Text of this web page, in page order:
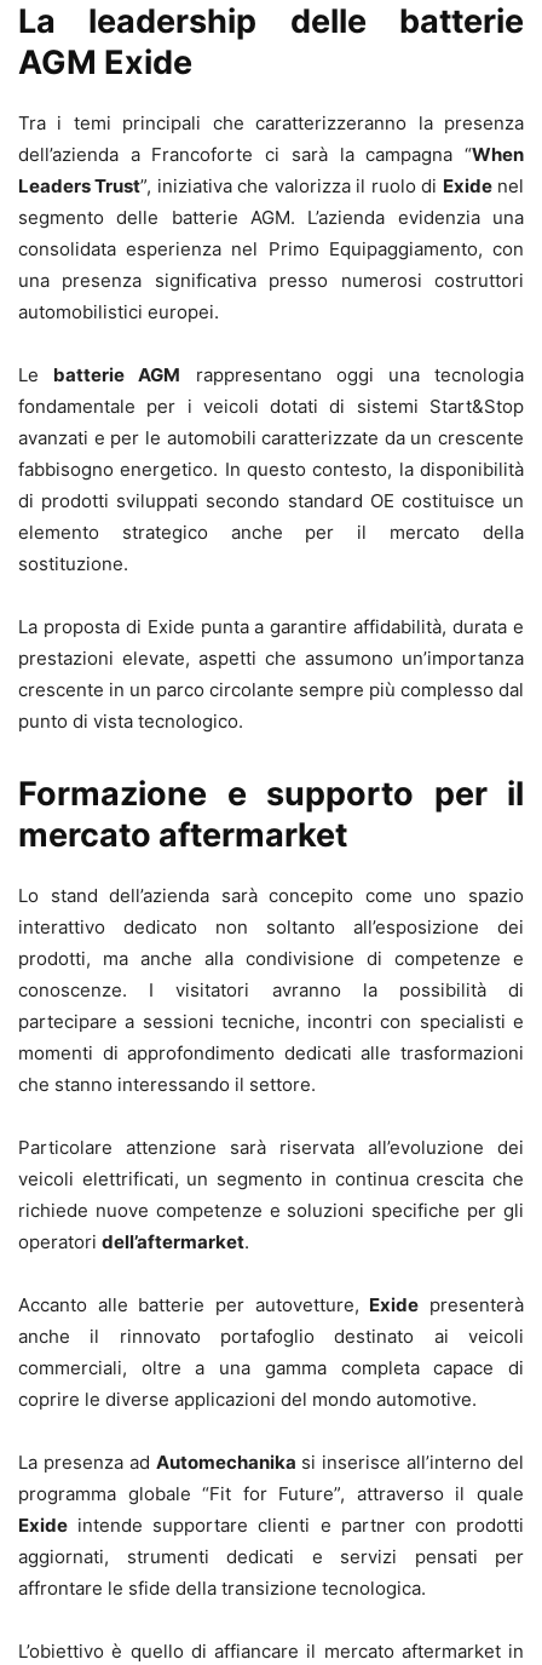
La leadership delle batterie
AGM Exide
Tra i temi principali che caratterizzeranno la presenza
dell’azienda a Francoforte ci sarà la campagna “When
Leaders Trust”, iniziativa che valorizza il ruolo di Exidenel
segmento delle batterie AGM. L’azienda evidenzia una
consolidata esperienza nel Primo Equipaggiamento, con
una presenza significativa presso numerosi costruttori
automobilistici europei.
Le batterie AGM rappresentano oggi una tecnologia
fondamentale per i veicoli dotati di sistemi Start&Stop
avanzati e per le automobili caratterizzate da un crescente
fabbisogno energetico. In questo contesto, la disponibilità
di prodotti sviluppati secondo standard OE costituisce un
elemento strategico anche per il mercato della
sostituzione.
La proposta di Exide punta a garantire affidabilità, durata e
prestazioni elevate, aspetti che assumono un’importanza
crescente in un parco circolante sempre più complesso dal
punto di vista tecnologico.
Formazione e supporto per il
mercato aftermarket
Lo stand dell’azienda sarà concepito come uno spazio
interattivo dedicato non soltanto all’esposizione dei
prodotti, ma anche alla condivisione di competenze e
conoscenze. I visitatori avranno la possibilità di
partecipare a sessioni tecniche, incontri con specialisti e
momenti di approfondimento dedicati alle trasformazioni
che stanno interessando il settore.
Particolare attenzione sarà riservata all’evoluzione dei
veicoli elettrificati, un segmento in continua crescita che
richiede nuove competenze e soluzioni specifiche per gli
operatori dell’aftermarket.
Accanto alle batterie per autovetture, Exide presenterà
anche il rinnovato portafoglio destinato ai veicoli
commerciali, oltre a una gamma completa capace di
coprire le diverse applicazioni del mondo automotive.
La presenza ad Automechanika si inserisce all’interno del
programma globale “Fit for Future”, attraverso il quale
Exide intende supportare clienti e partner con prodotti
aggiornati, strumenti dedicati e servizi pensati per
affrontare le sfide della transizione tecnologica.
L’obiettivo è quello di affiancare il mercato aftermarket in